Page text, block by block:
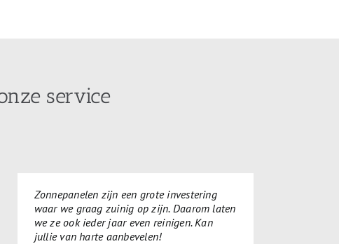
service
Zonnepanelen zijn een grote investering
waar we graag zuinig op zijn. Daarom laten
we ze ook ieder jaar even reinigen. Kan
jullie van harte aanbevelen!